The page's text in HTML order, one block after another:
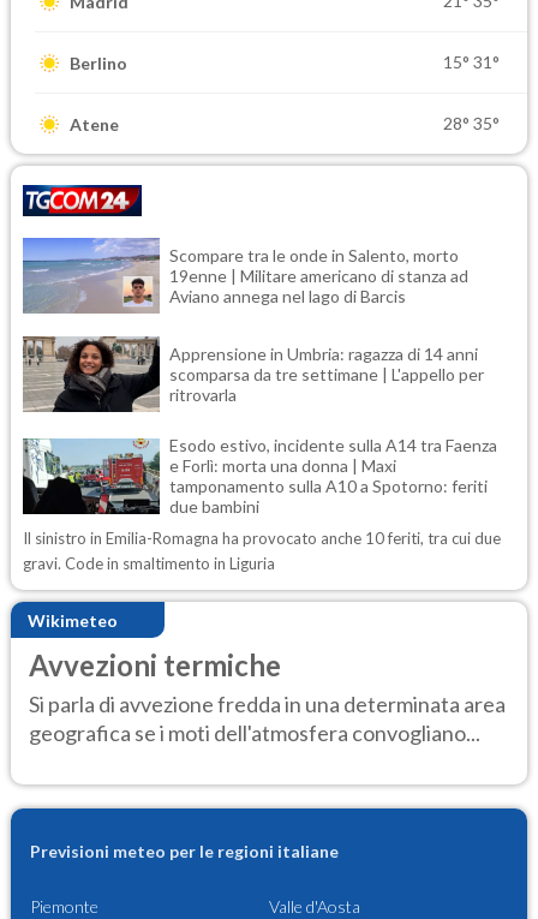
Berlino 15° 31°
Atene 28° 35°
Scompare tra le onde in Salento, morto
19enne | Militare americano di stanza ad
Aviano annega nel lago di Barcis
Apprensione in Umbria: ragazza di 14 anni
scomparsa da tre settimane | L'appello per
ritrovarla
Esodo estivo, incidente sulla A14 tra Faenza
e Forlì: morta una donna | Maxi
tamponamento sulla A10 a Spotorno: feriti
due bambini
Il sinistro in Emilia-Romagna ha provocato anche 10 feriti, tra cui due
gravi. Code in smaltimento in Liguria
Wikimeteo
Avvezioni termiche
Si parla di avvezione fredda in una determinata area
geografica se i moti dell'atmosfera convogliano...
Previsioni meteo per le regioni italiane
Piemonte Valle d'Aosta